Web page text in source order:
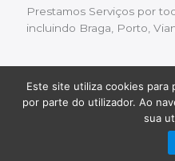
Prestamos Serviços por
incluindo Braga, Porto,
Livro de Reclamações |
Copyright © 2022
Fluxo
Este site utiliza cookies para
por parte do utilizador. Ao
sua